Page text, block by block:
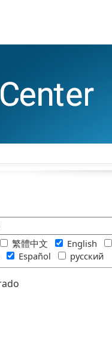
繁體中文
English
Español русский